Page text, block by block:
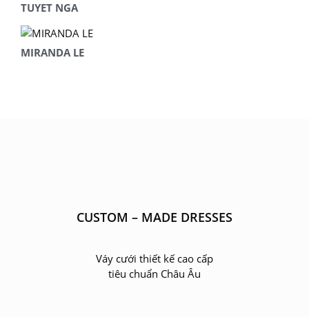
TUYET NGA
MIRANDA LE
CUSTOM – MADE DRESSES
Váy cưới thiết kế cao cấp
tiêu chuẩn Châu Âu